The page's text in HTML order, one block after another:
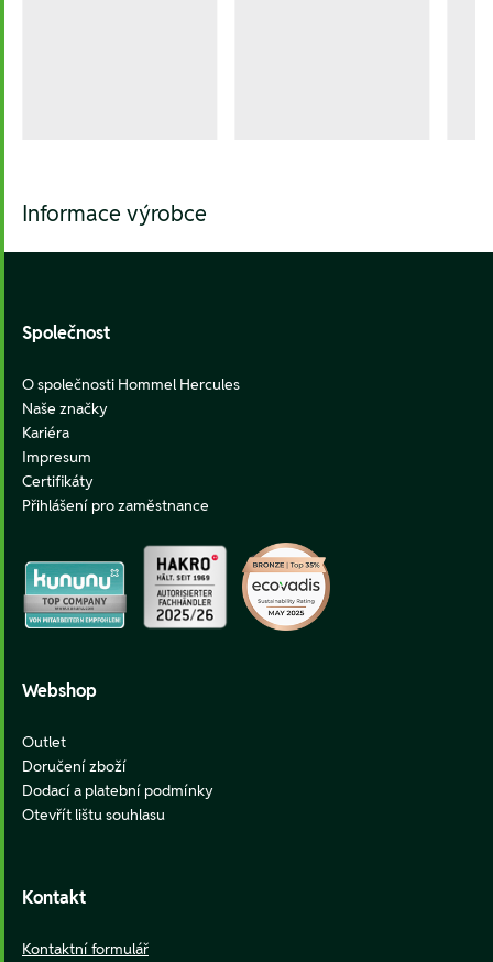
Informace výrobce
Footer
Společnost
O společnosti Hommel Hercules
Naše značky
Kariéra
Impresum
Certifikáty
Přihlášení pro zaměstnance
Webshop
Outlet
Doručení zboží
Dodací a platební podmínky
Otevřít lištu souhlasu
Kontakt
Kontaktní formulář